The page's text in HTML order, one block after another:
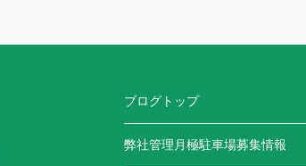
ブログトップ
弊社管理月極駐車場募集情報